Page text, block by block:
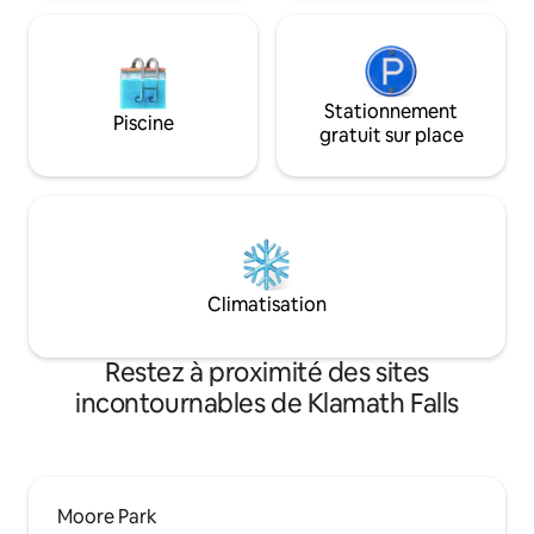
Piscine
Stationnement
gratuit sur place
Climatisation
Restez à proximité des sites
incontournables de Klamath Falls
Moore Park